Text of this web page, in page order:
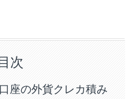
目次
座の外貨クレカ積み